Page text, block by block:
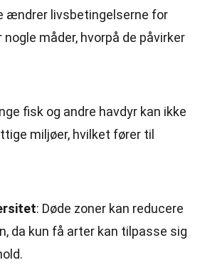
ændrer livsbetingelserne for
måder, hvorpå de påvirker
fisk og andre havdyr kan ikke
miljøer, hvilket fører til
: Døde zoner kan reducere
da kun få arter kan tilpasse sig